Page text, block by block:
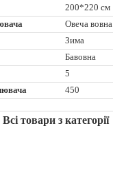
200*220 см
Овеча вовна
Зима
Бавовна
5
450
Всі товари з категорії